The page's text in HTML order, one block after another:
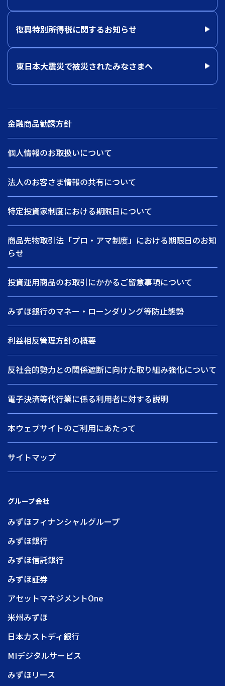
復興特別所得税に関するお知らせ
東日本大震災で被災されたみなさまへ
金融商品勧誘方針
個人情報のお取扱いについて
法人のお客さま情報の共有について
特定投資家制度における期限日について
商品先物取引法「プロ・アマ制度」における期限日のお知
らせ
投資運用商品のお取引にかかるご留意事項について
みずほ銀行のマネー・ローンダリング等防止態勢
利益相反管理方針の概要
反社会的勢力との関係遮断に向けた取り組み強化について
電子決済等代行業に係る利用者に対する説明
本ウェブサイトのご利用にあたって
サイトマップ
グループ会社
みずほフィナンシャルグループ
みずほ銀行
みずほ信託銀行
みずほ証券
アセットマネジメントOne
米州みずほ
日本カストディ銀行
MIデジタルサービス
みずほリース